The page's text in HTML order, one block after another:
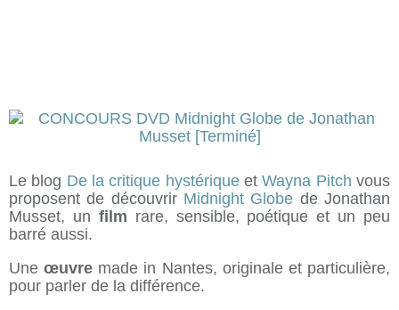
Le blog De la critique hystériqueetWayna Pitch vous
proposent de découvrir Midnight Globe de Jonathan
Musset, un film rare, sensible, poétique et un peu
barré aussi.
Uneœuvre made in Nantes, originale et particulière,
pour parler de la différence.